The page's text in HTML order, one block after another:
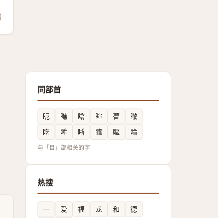
同部首
眤 瞧 䁯 睻 瞢
瞮
盵
睡 䀿 矑 瞘 睔
与「目」部相关的字
热搜
一 爱 福 龙 和 德